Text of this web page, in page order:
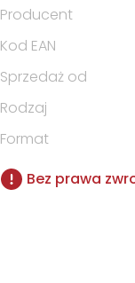
Producent
Kod EAN
Sprzedaż od
Rodzaj
Format
Bez prawa